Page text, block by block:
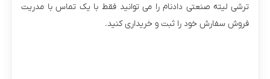
ترشی لیته صنعتی دادنام را می توانید فقط با یک تماس با مدریت
فروش سفارش خود را ثبت و خریداری کنید.